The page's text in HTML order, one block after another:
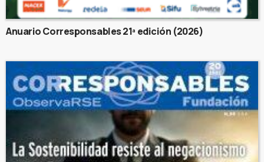
Anuario Corresponsables 21ª edición (2026)